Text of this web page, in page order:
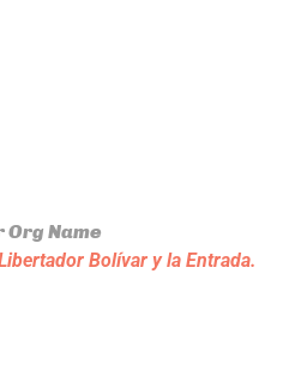
Name
Bolívar y la Entrada.